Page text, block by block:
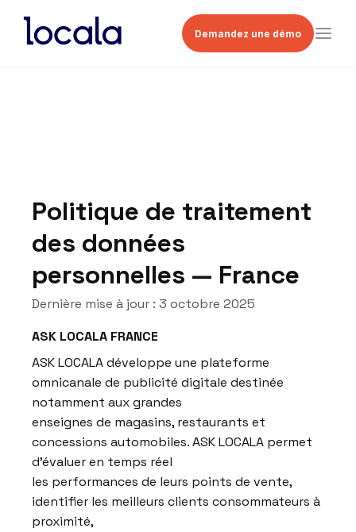
Demandez une démo
Politique de traitement
des données
personnelles — France
Dernière mise à jour : 3 octobre 2025
ASK LOCALA FRANCE
ASK LOCALA développe une plateforme
omnicanale de publicité digitale destinée
notamment aux grandes
enseignes de magasins, restaurants et
concessions automobiles. ASK LOCALA permet
d’évaluer en temps réel
les performances de leurs points de vente,
identifier les meilleurs clients consommateurs à
proximité,